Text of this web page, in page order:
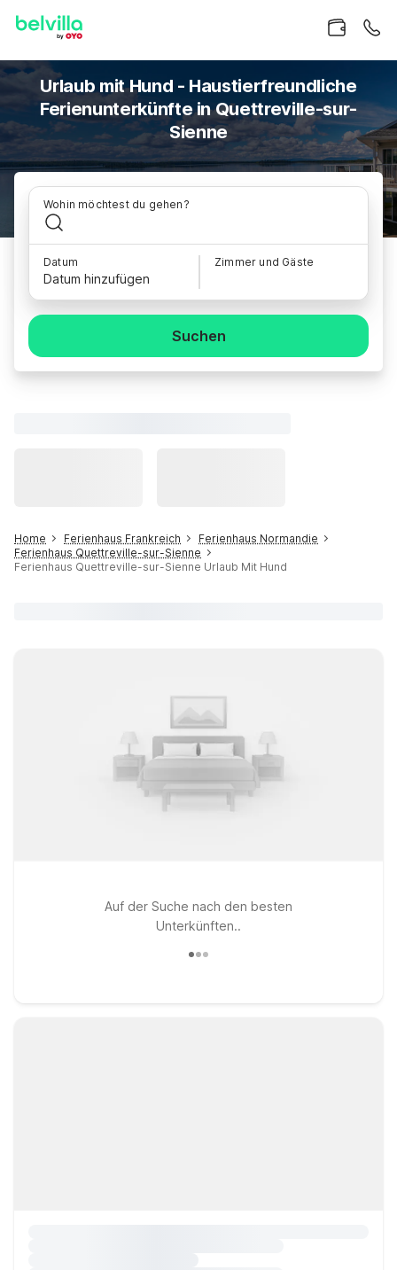
Urlaub mit Hund - Haustierfreundliche
Ferienunterkünfte in Quettreville-sur-
Sienne
Wohin möchtest du gehen?
Datum
Datum hinzufügen
Zimmer und Gäste
Suchen
Home Ferienhaus Frankreich
Ferienhaus Normandie
Ferienhaus Quettreville-sur-Sienne
Ferienhaus Quettreville-sur-Sienne Urlaub Mit Hund
Auf der Suche nach den besten
Unterkünften..